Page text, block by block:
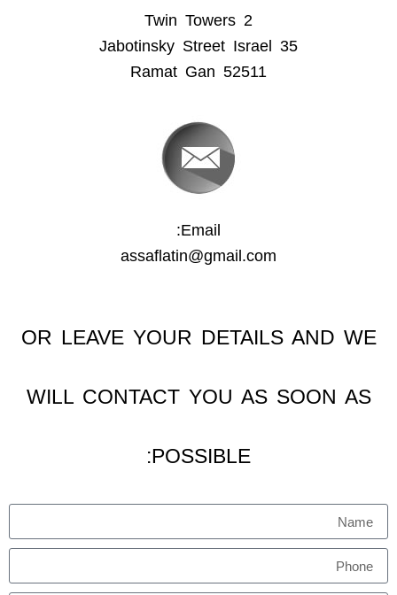
Twin Towers 2
35 Jabotinsky Street Israel
Ramat Gan 52511
Email:
assaflatin@gmail.com
OR LEAVE YOUR DETAILS AND WE
WILL CONTACT YOU AS SOON AS
POSSIBLE: